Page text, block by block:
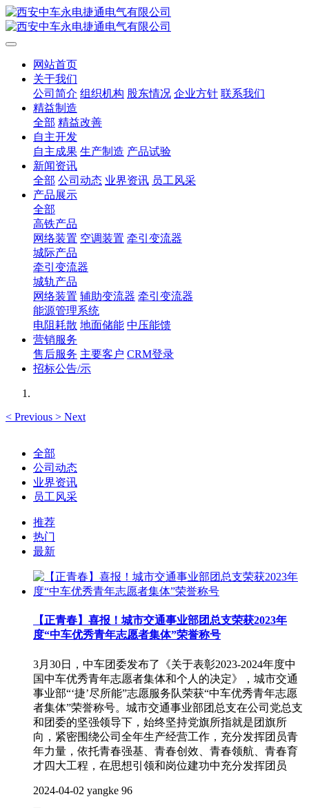
网站首页
关于我们
公司简介 组织机构 股东情况 企业方针 联系我们
精益制造
全部 精益改善
自主开发
自主成果 生产制造 产品试验
新闻资讯
全部 公司动态 业界资讯 员工风采
产品展示
全部
高铁产品
网络装置 空调装置 牵引变流器
城际产品
牵引变流器
城轨产品
网络装置 辅助变流器 牵引变流器
能源管理系统
电阻耗散 地面储能 中压能馈
营销服务
售后服务 主要客户 CRM登录
招标公告/示
< Previous > Next
全部
公司动态
业界资讯
员工风采
推荐
热门
最新
【正青春】喜报！城市交通事业部团总支荣获2023年
度“中车优秀青年志愿者集体”荣誉称号
3月30日，中车团委发布了《关于表彰2023-2024年度中
国中车优秀青年志愿者集体和个人的决定》，城市交通
事业部“‘捷’尽所能”志愿服务队荣获“中车优秀青年志愿
者集体”荣誉称号。城市交通事业部团总支在公司党总支
和团委的坚强领导下，始终坚持党旗所指就是团旗所
向，紧密围绕公司全年生产经营工作，充分发挥团员青
年力量，依托青春强基、青春创效、青春领航、青春育
才四大工程，在思想引领和岗位建功中充分发挥团员
2024-04-02 yangke 96